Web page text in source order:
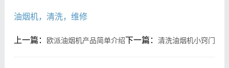
油烟机，清洗，维修
上一篇： 欧派油烟机产品简单介绍下一篇：清洗油烟机小窍门